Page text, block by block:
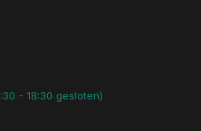
- 18:30 gesloten)